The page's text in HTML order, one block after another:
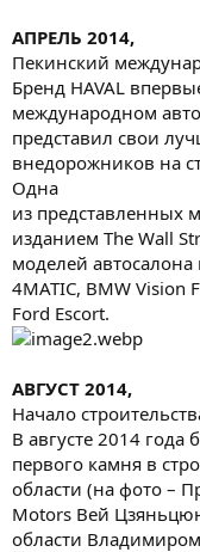
АПРЕЛЬ 2014,
Пекинский
Бренд HAVAL
международном
представил свои
внедорожников на
Одна
из представленных
изданием The Wall
моделей автосалона
4MATIC, BMW Vision
Ford Escort.
АВГУСТ 2014,
Начало
В августе 2014
первого камня в
области (на фото –
Motors Вей
области